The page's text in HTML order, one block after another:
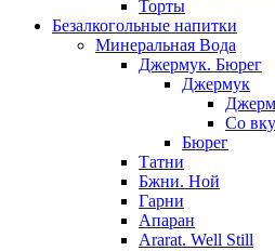
Торты
Безалкогольные напитки
Минеральная Вода
Джермук. Бюрег
Джермук
Со
Бюрег
Татни
Бжни. Ной
Гарни
Апаран
Ararat. Well Still